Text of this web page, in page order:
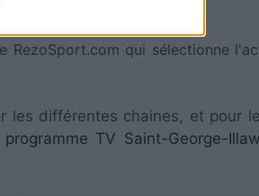
RezoSport.com qui sélectionne
les différentes chaines, et pour
programme TV Saint-George-